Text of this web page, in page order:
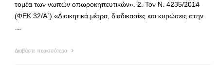
τομέα των νωπών οπωροκηπευτικών». 2. Τον Ν. 4235/2014
(ΦΕΚ 32/Α΄) «Διοικητικά μέτρα, διαδικασίες και κυρώσεις στην
Διαβάστε περισσότερα